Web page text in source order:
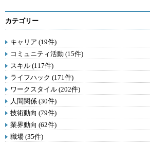
カテゴリー
キャリア (19件)
コミュニティ活動 (15件)
スキル (117件)
ライフハック (171件)
ワークスタイル (202件)
人間関係 (30件)
技術動向 (79件)
業界動向 (62件)
職場 (35件)